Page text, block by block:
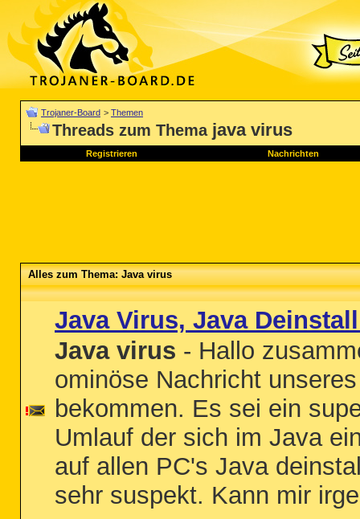
Trojaner-Board > Themen
Threads zum Thema java virus
Registrieren Nachrichten
Alles zum Thema: Java virus
Java Virus, Java
Java virus - Hallo
ominöse Nachricht
bekommen. Es sei ein
Umlauf der sich im Java
auf allen PC's Java
sehr suspekt. Kann mir